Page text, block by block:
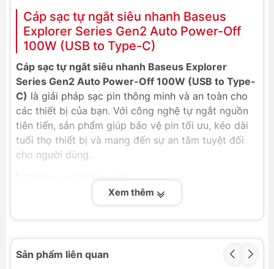
Cáp sạc tự ngắt siêu nhanh Baseus
Explorer Series Gen2 Auto Power-Off
100W (USB to Type-C)
Cáp sạc tự ngắt siêu nhanh Baseus Explorer
Series Gen2 Auto Power-Off 100W (USB to Type-
C) là giải pháp sạc pin thông minh và an toàn cho
các thiết bị của bạn. Với công nghệ tự ngắt nguồn
tiên tiến, sản phẩm giúp bảo vệ pin tối ưu, kéo dài
tuổi thọ thiết bị và mang đến sự an tâm tuyệt đối
cho người dùng.
Thông số kỹ thuật
Thương hiệu: Baseus
Chất liệu: Polycarbonate + Nylon
Xem thêm
Sản phẩm liên quan